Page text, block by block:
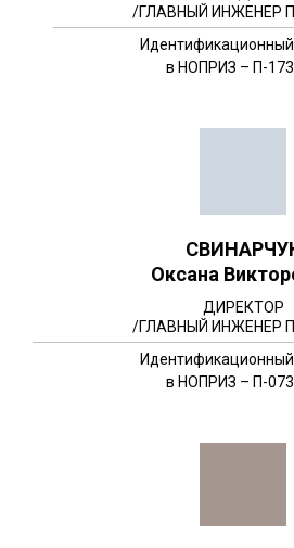
/ГЛАВНЫЙ ИНЖЕНЕР
в НОПРИЗ – П-
Оксана
ДИРЕКТОР
/ГЛАВНЫЙ ИНЖЕНЕР
в НОПРИЗ – П-